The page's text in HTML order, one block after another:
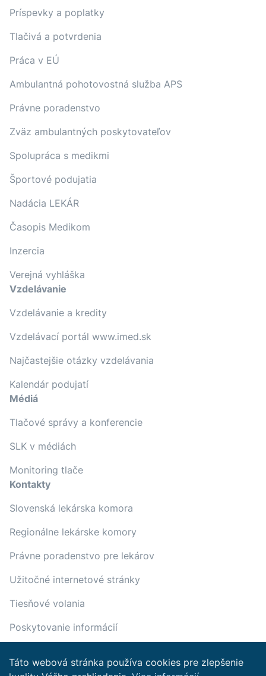
Príspevky a poplatky
Tlačivá a potvrdenia
Práca v EÚ
Ambulantná pohotovostná služba APS
Právne poradenstvo
Zväz ambulantných poskytovateľov
Spolupráca s medikmi
Športové podujatia
Nadácia LEKÁR
Časopis Medikom
Inzercia
Verejná vyhláška
Vzdelávanie
Vzdelávanie a kredity
Vzdelávací portál www.imed.sk
Najčastejšie otázky vzdelávania
Kalendár podujatí
Médiá
Tlačové správy a konferencie
SLK v médiách
Monitoring tlače
Kontakty
Slovenská lekárska komora
Regionálne lekárske komory
Právne poradenstvo pre lekárov
Užitočné internetové stránky
Tiesňové volania
Poskytovanie informácií
Táto webová stránka používa cookies pre zlepšenie